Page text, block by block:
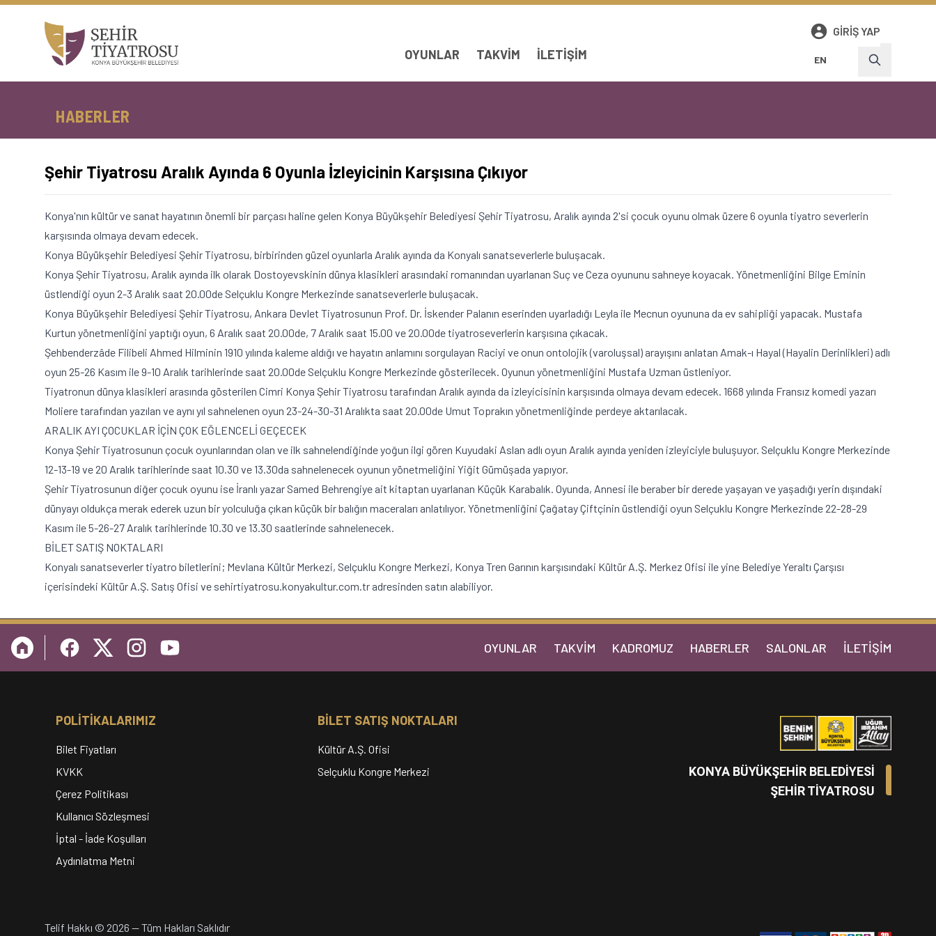
GIRIŞ YAP
OYUNLAR TAKVIM İLETIŞIM EN
HABERLER
Şehir Tiyatrosu Aralık Ayında 6 Oyunla İzleyicinin Karşısına Çıkıyor
Konya'nın kültür ve sanat hayatının önemli bir parçası haline gelen Konya Büyükşehir Belediyesi Şehir Tiyatrosu, Aralık ayında 2'si çocuk oyunu olmak üzere 6 oyunla tiyatro severlerin
karşısında olmaya devam edecek.
Konya Büyükşehir Belediyesi Şehir Tiyatrosu, birbirinden güzel oyunlarla Aralık ayında da Konyalı sanatseverlerle buluşacak.
Konya Şehir Tiyatrosu, Aralık ayında ilk olarak Dostoyevskinin dünya klasikleri arasındaki romanından uyarlanan Suç ve Ceza oyununu sahneye koyacak. Yönetmenliğini Bilge Eminin
üstlendiği oyun 2-3 Aralık saat 20.00de Selçuklu Kongre Merkezinde sanatseverlerle buluşacak.
Konya Büyükşehir Belediyesi Şehir Tiyatrosu, Ankara Devlet Tiyatrosunun Prof. Dr. İskender Palanın eserinden uyarladığı Leyla ile Mecnun oyununa da ev sahipliği yapacak. Mustafa
Kurtun yönetmenliğini yaptığı oyun, 6 Aralık saat 20.00de, 7 Aralık saat 15.00 ve 20.00de tiyatroseverlerin karşısına çıkacak.
Şehbenderzâde Filibeli Ahmed Hilminin 1910 yılında kaleme aldığı ve hayatın anlamını sorgulayan Raciyi ve onun ontolojik (varoluşsal) arayışını anlatan Amak-ı Hayal (Hayalin Derinlikleri) adlı
oyun 25-26 Kasım ile 9-10 Aralık tarihlerinde saat 20.00de Selçuklu Kongre Merkezinde gösterilecek. Oyunun yönetmenliğini Mustafa Uzman üstleniyor.
Tiyatronun dünya klasikleri arasında gösterilen Cimri Konya Şehir Tiyatrosu tarafından Aralık ayında da izleyicisinin karşısında olmaya devam edecek. 1668 yılında Fransız komedi yazarı
Moliere tarafından yazılan ve aynı yıl sahnelenen oyun 23-24-30-31 Aralıkta saat 20.00de Umut Toprakın yönetmenliğinde perdeye aktarılacak.
ARALIK AYI ÇOCUKLAR İÇİN ÇOK EĞLENCELİ GEÇECEK
Konya Şehir Tiyatrosunun çocuk oyunlarından olan ve ilk sahnelendiğinde yoğun ilgi gören Kuyudaki Aslan adlı oyun Aralık ayında yeniden izleyiciyle buluşuyor. Selçuklu Kongre Merkezinde
12-13-19 ve 20 Aralık tarihlerinde saat 10.30 ve 13.30da sahnelenecek oyunun yönetmeliğini Yiğit Gümüşada yapıyor.
Şehir Tiyatrosunun diğer çocuk oyunu ise İranlı yazar Samed Behrengiye ait kitaptan uyarlanan Küçük Karabalık. Oyunda, Annesi ile beraber bir derede yaşayan ve yaşadığı yerin dışındaki
dünyayı oldukça merak ederek uzun bir yolculuğa çıkan küçük bir balığın maceraları anlatılıyor. Yönetmenliğini Çağatay Çiftçinin üstlendiği oyun Selçuklu Kongre Merkezinde 22-28-29
Kasım ile 5-26-27 Aralık tarihlerinde 10.30 ve 13.30 saatlerinde sahnelenecek.
BİLET SATIŞ NOKTALARI
Konyalı sanatseverler tiyatro biletlerini; Mevlana Kültür Merkezi, Selçuklu Kongre Merkezi, Konya Tren Garının karşısındaki Kültür A.Ş. Merkez Ofisi ile yine Belediye Yeraltı Çarşısı
içerisindeki Kültür A.Ş. Satış Ofisi ve sehirtiyatrosu.konyakultur.com.tr adresinden satın alabiliyor.
OYUNLAR TAKVIM KADROMUZ HABERLER SALONLAR İLETIŞIM
POLİTİKALARIMIZ
Bilet Fiyatları
KVKK
Çerez Politikası
Kullanıcı Sözleşmesi
İptal - İade Koşulları
Aydınlatma Metni
BİLET SATIŞ NOKTALARI
Kültür A.Ş. Ofisi
Selçuklu Kongre Merkezi
KONYA BÜYÜKŞEHİR BELEDİYESİ
ŞEHİR TİYATROSU
Telif Hakkı © 2026 —Tüm Hakları Saklıdır